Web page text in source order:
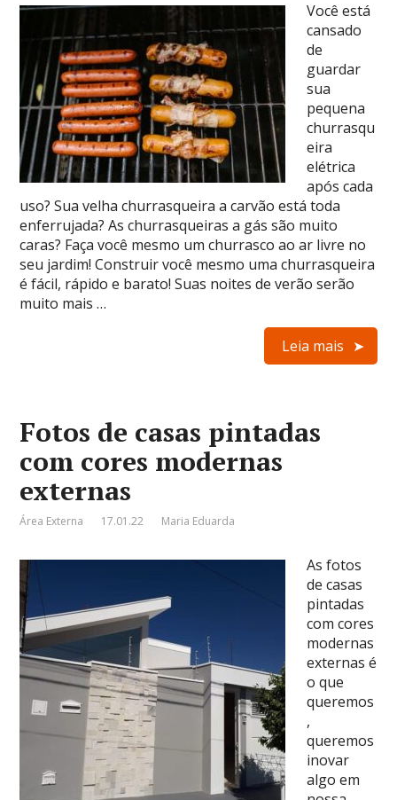
Você está
cansado
de
guardar
sua
pequena
churrasqu
eira
elétrica
após cada
uso? Sua velha churrasqueira a carvão está toda
enferrujada? As churrasqueiras a gás são muito
caras? Faça você mesmo um churrasco ao ar livre no
seu jardim! Construir você mesmo uma churrasqueira
é fácil, rápido e barato! Suas noites de verão serão
muito mais …
Leia mais
Fotos de casas pintadas
com cores modernas
externas
Área Externa 17.01.22 Maria Eduarda
As fotos
de casas
pintadas
com cores
modernas
externas é
o que
queremos
,
queremos
inovar
algo em